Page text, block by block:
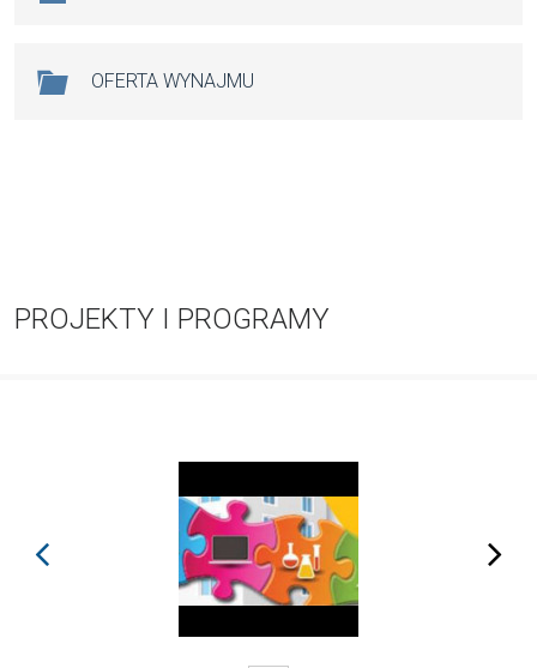
OFERTA WYNAJMU
PROJEKTY I PROGRAMY
prev next